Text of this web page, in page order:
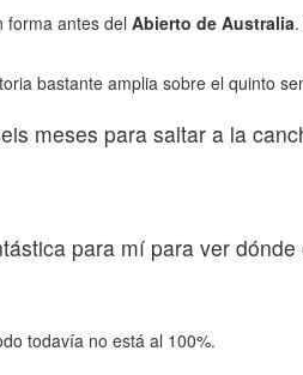
forma antes del Abierto de Australia
bastante amplia sobre el quinto
meses para saltar a la
para mí para ver
todavía no está al 100%.